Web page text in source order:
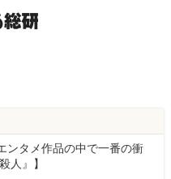
ンタメ作品の中で一番の衝
人』】